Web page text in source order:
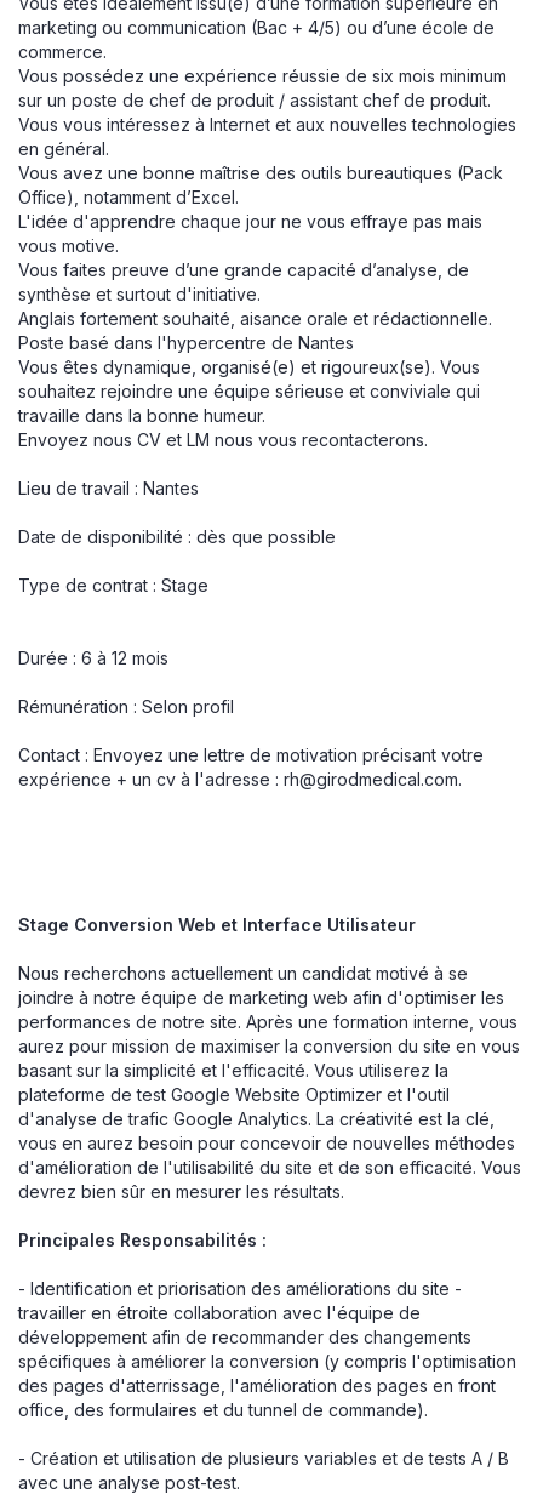
marketing ou communication (Bac + 4/5) ou d’une école de
commerce.
Vous possédez une expérience réussie de six mois minimum
sur un poste de chef de produit / assistant chef de produit.
Vous vous intéressez à Internet et aux nouvelles technologies
en général.
Vous avez une bonne maîtrise des outils bureautiques (Pack
Office), notamment d’Excel.
L'idée d'apprendre chaque jour ne vous effraye pas mais
vous motive.
Vous faites preuve d’une grande capacité d’analyse, de
synthèse et surtout d'initiative.
Anglais fortement souhaité, aisance orale et rédactionnelle.
Poste basé dans l'hypercentre de Nantes
Vous êtes dynamique, organisé(e) et rigoureux(se). Vous
souhaitez rejoindre une équipe sérieuse et conviviale qui
travaille dans la bonne humeur.
Envoyez nous CV et LM nous vous recontacterons.
Lieu de travail : Nantes
Date de disponibilité : dès que possible
Type de contrat : Stage
Durée : 6 à 12 mois
Rémunération : Selon profil
Contact : Envoyez une lettre de motivation précisant votre
expérience + un cv à l'adresse : rh@girodmedical.com.
Stage Conversion Web et Interface Utilisateur
Nous recherchons actuellement un candidat motivé à se
joindre à notre équipe de marketing web afin d'optimiser les
performances de notre site. Après une formation interne, vous
aurez pour mission de maximiser la conversion du site en vous
basant sur la simplicité et l'efficacité. Vous utiliserez la
plateforme de test Google Website Optimizer et l'outil
d'analyse de trafic Google Analytics. La créativité est la clé,
vous en aurez besoin pour concevoir de nouvelles méthodes
d'amélioration de l'utilisabilité du site et de son efficacité. Vous
devrez bien sûr en mesurer les résultats.
Principales Responsabilités :
- Identification et priorisation des améliorations du site -
travailler en étroite collaboration avec l'équipe de
développement afin de recommander des changements
spécifiques à améliorer la conversion (y compris l'optimisation
des pages d'atterrissage, l'amélioration des pages en front
office, des formulaires et du tunnel de commande).
- Création et utilisation de plusieurs variables et de tests A / B
avec une analyse post-test.